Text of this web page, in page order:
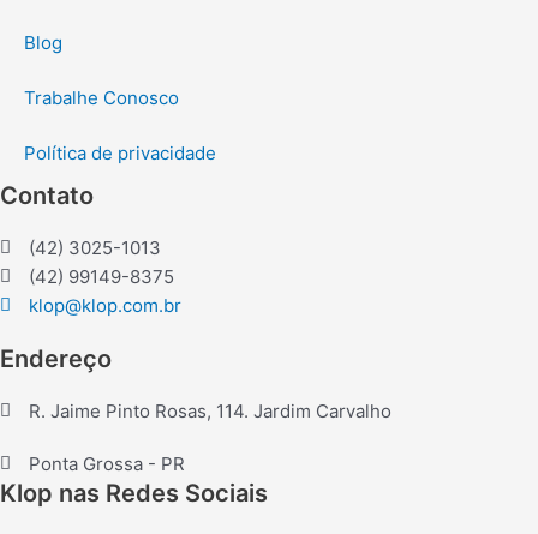
Blog
Trabalhe Conosco
Política de privacidade
Contato
(42) 3025-1013
(42) 99149-8375
klop@klop.com.br
Endereço
R. Jaime Pinto Rosas, 114. Jardim Carvalho
Ponta Grossa - PR
Klop nas Redes Sociais